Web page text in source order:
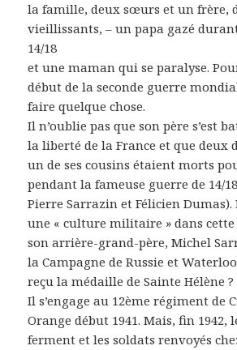
la famille, deux sœurs et un frère,
vieillissants, – un papa gazé
14/18
et une maman qui se paralyse.
début de la seconde guerre
faire quelque chose.
Il n’oublie pas que son père s’est
la liberté de la France et que deux
un de ses cousins étaient morts
pendant la fameuse guerre de 14/
Pierre Sarrazin et Félicien
une « culture militaire » dans
son arrière-grand-père, Michel
la Campagne de Russie et
reçu la médaille de Sainte Hélène ?
Il s’engage au 12ème régiment de
Orange début 1941. Mais, fin 1942,
ferment et les soldats renvoyés